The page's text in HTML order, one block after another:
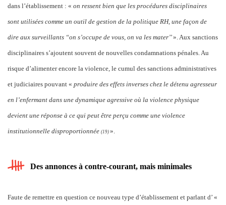
dans l’établissement : « on ressent bien que les procédures disciplinaires
sont utilisées comme un outil de gestion de la politique RH, une façon de
dire aux surveillants “on s’occupe de vous, on va les mater’’». Aux sanctions
disciplinaires s’ajoutent souvent de nouvelles condamnations pénales. Au
risque d’alimenter encore la violence, le cumul des sanctions administratives
et judiciaires pouvant « produire des effets inverses chez le détenu agresseur
en l’enfermant dans une dynamique agressive où la violence physique
devient une réponse à ce qui peut être perçu comme une violence
institutionnelle disproportionnée (19) ».
Des annonces à contre-courant, mais minimales
Faute de remettre en question ce nouveau type d’établissement et parlant d’ «